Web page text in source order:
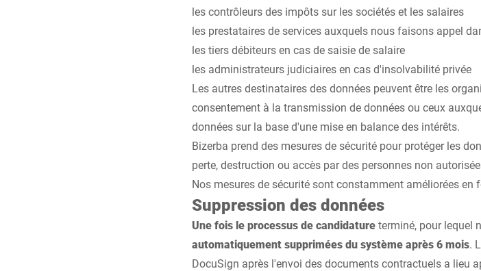
les contrôleurs des impôts sur les sociétés et les salaires
les prestataires de services auxquels nous faisons appel
les tiers débiteurs en cas de saisie de salaire
les administrateurs judiciaires en cas d'insolvabilité privée
Les autres destinataires des données peuvent être les
consentement à la transmission de données ou ceux
données sur la base d'une mise en balance des intérêts.
Bizerba prend des mesures de sécurité pour protéger les
perte, destruction ou accès par des personnes non
Nos mesures de sécurité sont constamment améliorées
Suppression des données
Une fois le processus de candidatureterminé, pour lequel
automatiquement supprimées du système après 6 mois.
DocuSign après l'envoi des documents contractuels a lieu